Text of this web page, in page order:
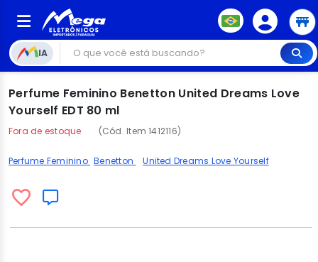
IA
Perfume Feminino Benetton United Dreams Love
Yourself EDT 80 ml
Fora de estoque (Cód. Item 1412116)
Perfume Feminino Benetton United Dreams Love Yourself